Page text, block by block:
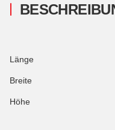
Länge
Breite
Höhe